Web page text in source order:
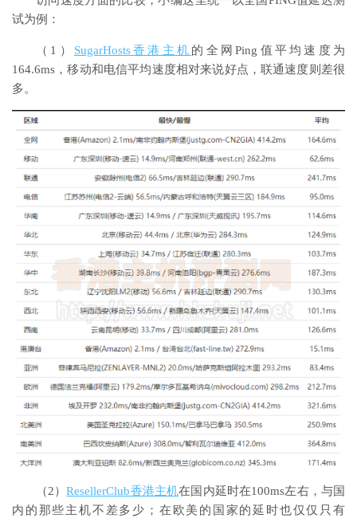
试为例：
（1） SugarHosts香港主机 的全网Ping值平均速度为
164.6ms，移动和电信平均速度相对来说好点，联通速度则差很
多。
（2）ResellerClub香港主机在国内延时在100ms左右，与国
内的那些主机不差多少；在欧美的国家的延时也仅仅只有